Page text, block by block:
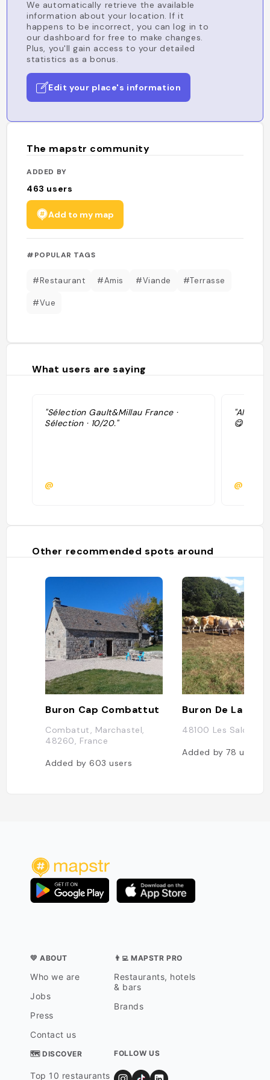
We automatically retrieve the available
information about your location. If it
happens to be incorrect, you can log in to
our dashboard for free to make changes.
Plus, you'll gain access to your detailed
statistics as a bonus.
Edit your place's information
The mapstr community
ADDED BY
463 users
Add to my map
#POPULAR TAGS
#Restaurant #Amis #Viande #Terrasse
#Vue
What users are saying
"Sélection Gault&Millau France ·
Sélection · 10/20."
@
"Alligot,
😋"
Other recommended spots around
Buron Cap Combattut
Combatut, Marchastel,
48260, France
Added by603users
Buron De La
48100 Les Salces,
Added by78 users
💛 ABOUT
Who we are
Jobs
Press
Contact us
👨‍💻 MAPSTR PRO
Restaurants, hotels
& bars
Brands
🗺 DISCOVER
Top 10 restaurants
FOLLOW US